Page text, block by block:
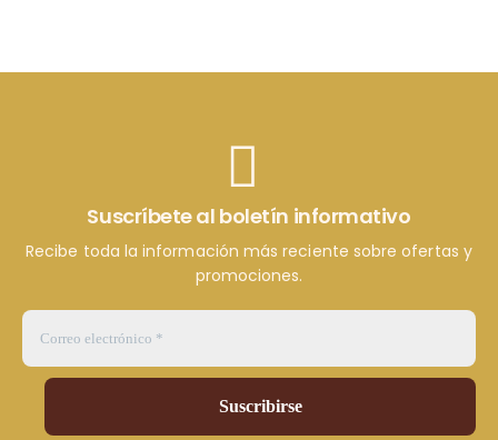
Suscríbete al boletín informativo
Recibe toda la información más reciente sobre ofertas y
promociones.